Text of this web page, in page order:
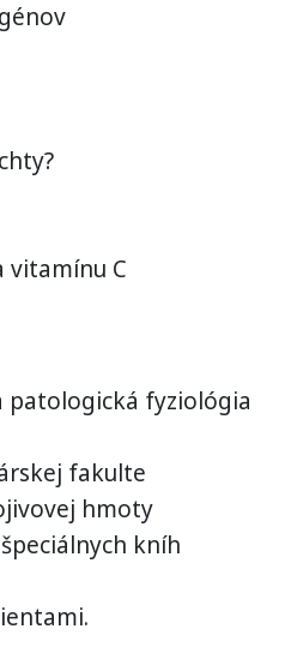
vitamínu C
patologická fyziológia
fakulte
hmoty
kníh